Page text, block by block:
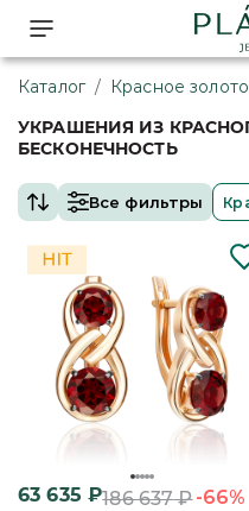
Каталог / Красное золото
УКРАШЕНИЯ ИЗ
БЕСКОНЕЧНОСТЬ
Все фильтры
63 635 ₽186 637₽-66%